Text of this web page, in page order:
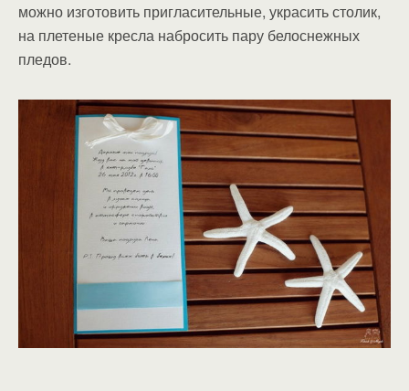
можно изготовить пригласительные, украсить столик,
на плетеные кресла набросить пару белоснежных
пледов.